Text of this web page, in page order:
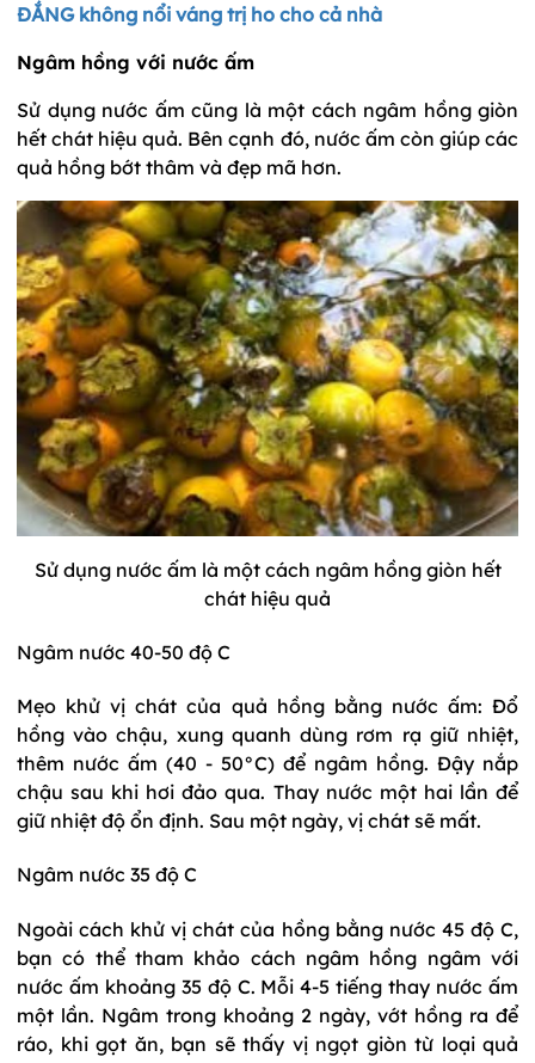
ĐẮNG không nổi váng trị ho cho cả nhà
Ngâm hồng với nước ấm
Sử dụng nước ấm cũng là một cách ngâm hồng giòn
hết chát hiệu quả. Bên cạnh đó, nước ấm còn giúp các
quả hồng bớt thâm và đẹp mã hơn.
Sử dụng nước ấm là một cách ngâm hồng giòn hết
chát hiệu quả
Ngâm nước 40-50 độ C
Mẹo khử vị chát của quả hồng bằng nước ấm: Đổ
hồng vào chậu, xung quanh dùng rơm rạ giữ nhiệt,
thêm nước ấm (40 - 50°C) để ngâm hồng. Đậy nắp
chậu sau khi hơi đảo qua. Thay nước một hai lần để
giữ nhiệt độ ổn định. Sau một ngày, vị chát sẽ mất.
Ngâm nước 35 độ C
Ngoài cách khử vị chát của hồng bằng nước 45 độ C,
bạn có thể tham khảo cách ngâm hồng ngâm với
nước ấm khoảng 35 độ C. Mỗi 4-5 tiếng thay nước ấm
một lần. Ngâm trong khoảng 2 ngày, vớt hồng ra để
ráo, khi gọt ăn, bạn sẽ thấy vị ngọt giòn từ loại quả